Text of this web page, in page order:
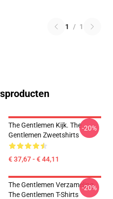
1 / 1
The Gentlemen Kijk. The
Gentlemen Zweetshirts
€ 37,67 - € 44,11
-20%
The Gentlemen Verzameling
The Gentlemen T-Shirts
-20%